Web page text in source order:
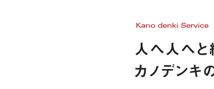
Kano denki Service
人へ人へと
カノデンキ